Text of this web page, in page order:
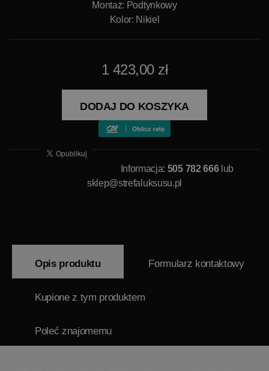
Montaż: Podtynkowy
Kolor: Nikiel
1 423,00 zł
DODAJ DO KOSZYKA
Informacja: 505 782 666lub
sklep@strefaluksusu.pl
Opis produktu Formularz kontaktowy
Kupione z tym produktem
Poleć znajomemu